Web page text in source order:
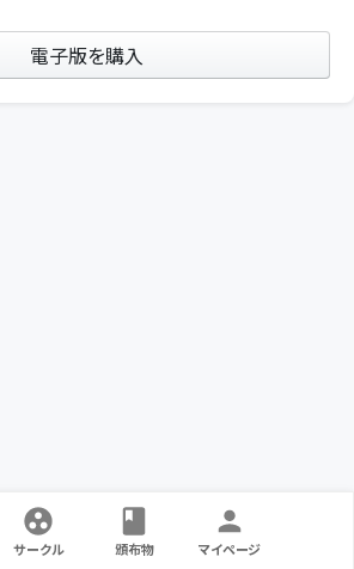
電子版を購入
サークル 頒布物 マイページ